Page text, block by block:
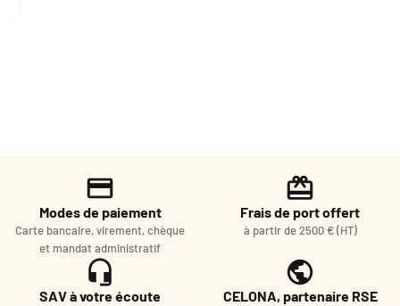
Modes de paiement
Carte bancaire, virement, chèque
et mandat administratif
Frais de port offert
à partir de 2500 € (HT)
SAV à votre écoute CELONA, partenaire RSE